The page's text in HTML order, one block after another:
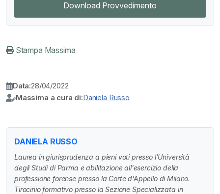
Download Provvedimento
Stampa Massima
Data:28/04/2022
Massima a cura di:Daniela Russo
DANIELA RUSSO
Laurea in giurisprudenza a pieni voti presso l'Università
degli Studi di Parma e abilitazione all'esercizio della
professione forense presso la Corte d'Appello di Milano.
Tirocinio formativo presso la Sezione Specializzata in